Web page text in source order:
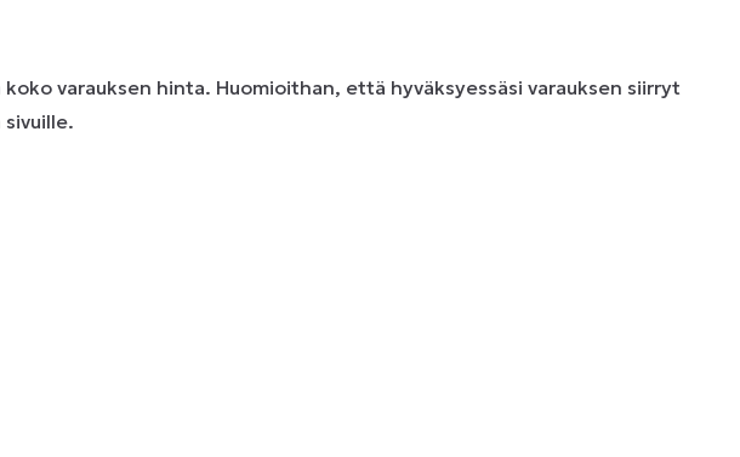
varauksen hinta. Huomioithan, että hyväksyessäsi varauksen siirryt